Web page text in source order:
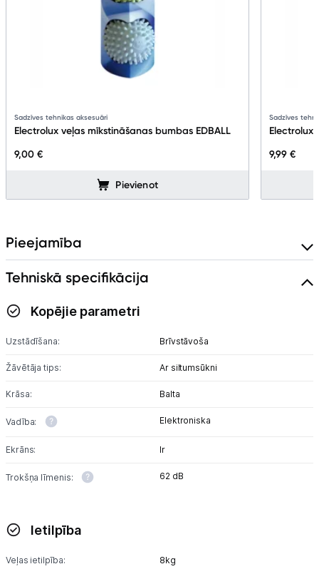
Sadzīves tehnikas aksesuāri
Electrolux veļas mīkstināšanas bumbas EDBALL
9,00 €
Pievienot
Sadzīves
Electrolux
9,99 €
Pieejamība
Tehniskā specifikācija
Kopējie parametri
Uzstādīšana: Brīvstāvoša
Žāvētāja tips: Ar siltumsūkni
Krāsa: Balta
Vadība: Elektroniska
Ekrāns: Ir
Trokšņa līmenis: 62 dB
Ietilpība
Veļas ietilpība: 8kg